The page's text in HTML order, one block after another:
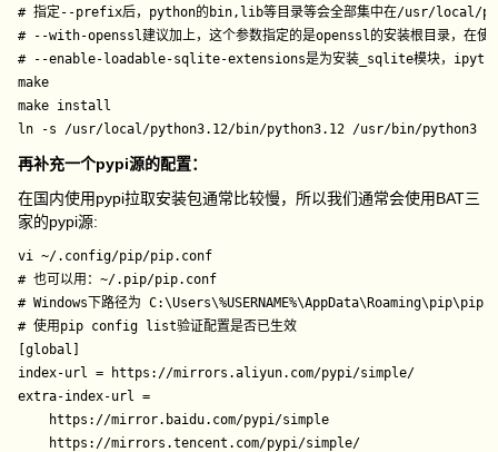
# 指定--prefix后，python的bin,lib等目录等会全部集中在/usr/local/
# --with-openssl建议加上，这个参数指定的是openssl的安装根目录，在使
# --enable-loadable-sqlite-extensions是为安装_sqlite模块，
make
make install
再补充一个pypi源的配置：
在国内使用pypi拉取安装包通常比较慢，所以我们通常会使用BAT三
家的pypi源:
vi ~/.config/pip/pip.conf
# 也可以用：~/.pip/pip.conf
# Windows下路径为
# 使用pip config list验证配置是否已生效
[global]
index-url = https://mirrors.aliyun.com/pypi/simple/
extra-index-url =
    https://mirror.baidu.com/pypi/simple
    https://mirrors.tencent.com/pypi/simple/